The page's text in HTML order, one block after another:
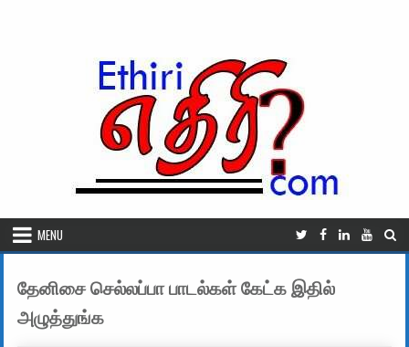
MENU
தேனிசை செல்லப்பா பாடல்கள் கேட்க இதில்
அழுத்துங்க